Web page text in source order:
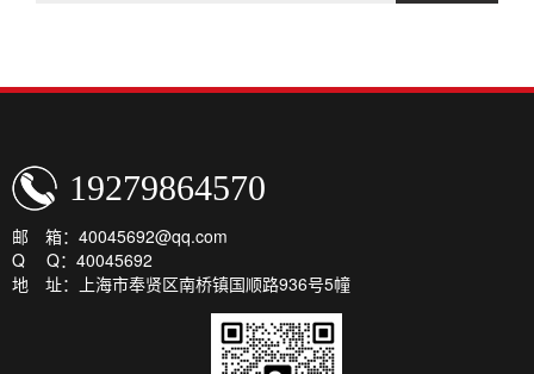
19279864570
邮 箱：40045692@qq.com
Q Q：40045692
地 址：上海市奉贤区南桥镇国顺路936号5幢